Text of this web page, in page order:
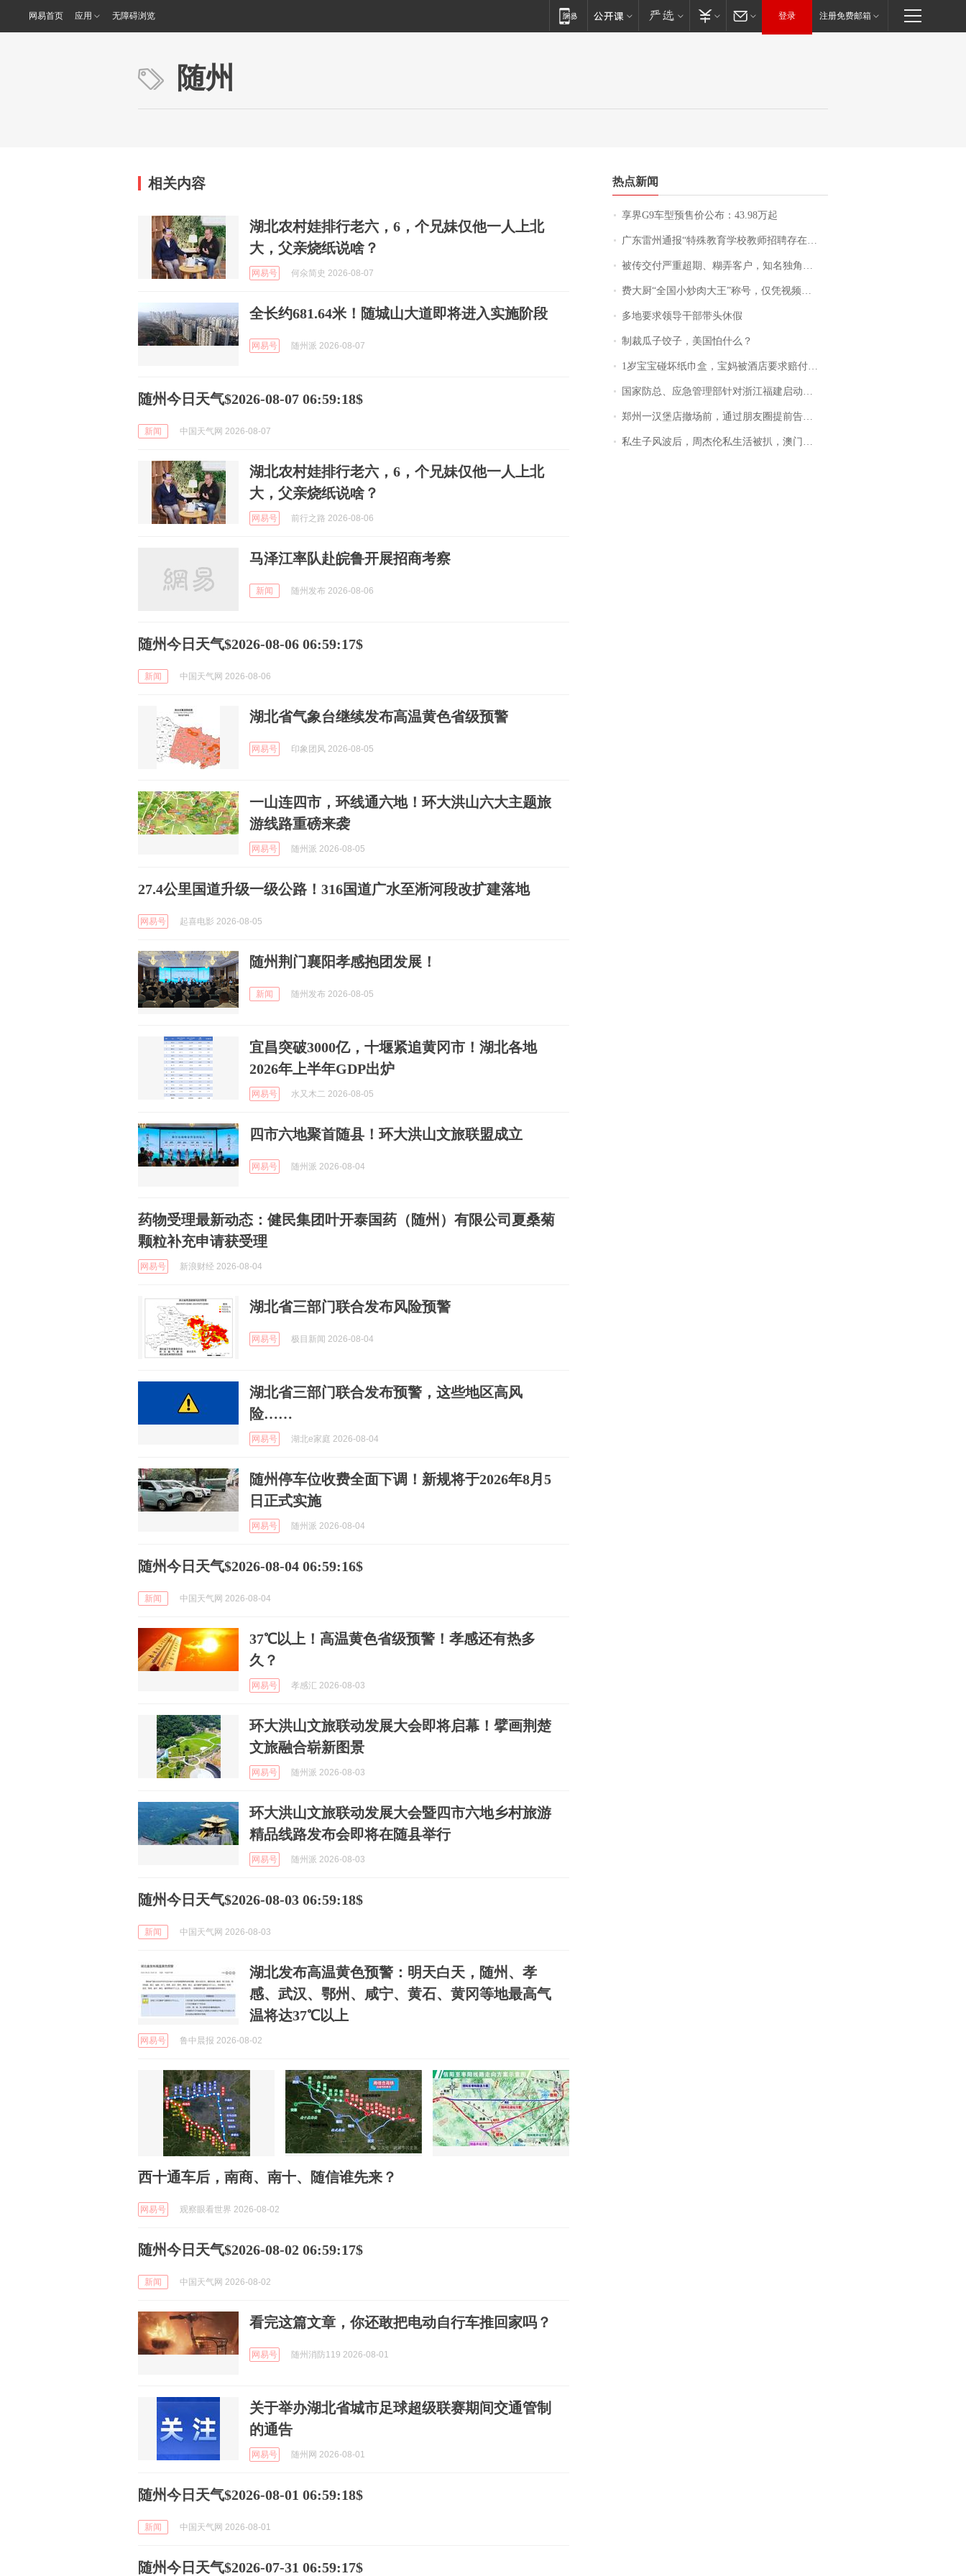
网易首页 应用 无障碍浏览 登录 注册免费邮箱
随州
相关内容
湖北农村娃排行老六，6，个兄妹仅他一人上北
大，父亲烧纸说啥？
网易号 何氽简史 2026-08-07
全长约681.64米！随城山大道即将进入实施阶段
网易号 随州派 2026-08-07
随州今日天气$2026-08-07 06:59:18$
新闻 中国天气网 2026-08-07
湖北农村娃排行老六，6，个兄妹仅他一人上北
大，父亲烧纸说啥？
网易号 前行之路 2026-08-06
马泽江率队赴皖鲁开展招商考察
新闻 随州发布 2026-08-06
随州今日天气$2026-08-06 06:59:17$
新闻 中国天气网 2026-08-06
湖北省气象台继续发布高温黄色省级预警
网易号 印象团风 2026-08-05
一山连四市，环线通六地！环大洪山六大主题旅
游线路重磅来袭
网易号 随州派 2026-08-05
27.4公里国道升级一级公路！316国道广水至淅河段改扩建落地
网易号 起喜电影 2026-08-05
随州荆门襄阳孝感抱团发展！
新闻 随州发布 2026-08-05
宜昌突破3000亿，十堰紧追黄冈市！湖北各地
2026年上半年GDP出炉
网易号 水又木二 2026-08-05
四市六地聚首随县！环大洪山文旅联盟成立
网易号 随州派 2026-08-04
药物受理最新动态：健民集团叶开泰国药（随州）有限公司夏桑菊
颗粒补充申请获受理
网易号 新浪财经 2026-08-04
湖北省三部门联合发布风险预警
网易号 极目新闻 2026-08-04
湖北省三部门联合发布预警，这些地区高风
险……
网易号 湖北e家庭 2026-08-04
随州停车位收费全面下调！新规将于2026年8月5
日正式实施
网易号 随州派 2026-08-04
随州今日天气$2026-08-04 06:59:16$
新闻 中国天气网 2026-08-04
37℃以上！高温黄色省级预警！孝感还有热多
久？
网易号 孝感汇 2026-08-03
环大洪山文旅联动发展大会即将启幕！擘画荆楚
文旅融合崭新图景
网易号 随州派 2026-08-03
环大洪山文旅联动发展大会暨四市六地乡村旅游
精品线路发布会即将在随县举行
网易号 随州派 2026-08-03
随州今日天气$2026-08-03 06:59:18$
新闻 中国天气网 2026-08-03
湖北发布高温黄色预警：明天白天，随州、孝
感、武汉、鄂州、咸宁、黄石、黄冈等地最高气
温将达37℃以上
网易号 鲁中晨报 2026-08-02
西十通车后，南商、南十、随信谁先来？
网易号 观察眼看世界 2026-08-02
随州今日天气$2026-08-02 06:59:17$
新闻 中国天气网 2026-08-02
看完这篇文章，你还敢把电动自行车推回家吗？
网易号 随州消防119 2026-08-01
关于举办湖北省城市足球超级联赛期间交通管制
的通告
网易号 随州网 2026-08-01
随州今日天气$2026-08-01 06:59:18$
新闻 中国天气网 2026-08-01
随州今日天气$2026-07-31 06:59:17$
热点新闻
享界G9车型预售价公布：43.98万起
广东雷州通报“特殊教育学校教师招聘存在违规行为”：已启动问责程序 副校长被停职
被传交付严重超期、糊弄客户，知名独角兽车企创始人回应：都没证据，将依法采取措施，“本人长期与美国交管局保持沟通，对方表示肯定”
费大厨“全国小炒肉大王”称号，仅凭视频评出？中国烹饪协会回应
多地要求领导干部带头休假
制裁瓜子饺子，美国怕什么？
1岁宝宝碰坏纸巾盒，宝妈被酒店要求赔付924元！三亚一酒店回复：骨瓷定制！网友一查价格，吵翻了
国家防总、应急管理部针对浙江福建启动防汛防台风四级应急响应
郑州一汉堡店撤场前，通过朋友圈提前告知逐一退费，有顾客仅剩1元也全被退回，分文不少；顾客：言而有信，让人感动
私生子风波后，周杰伦私生活被扒，澳门输10亿传闻早已经水落石出